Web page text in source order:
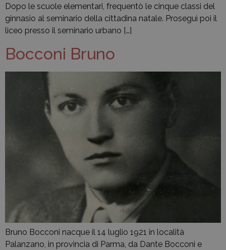
Dopo le scuole elementari, frequentò le cinque classi del
ginnasio al seminario della cittadina natale. Proseguì poi il
liceo presso il seminario urbano […]
Bocconi Bruno
Bruno Bocconi nacque il 14 luglio 1921 in località
Palanzano, in provincia di Parma, da Dante Bocconi e